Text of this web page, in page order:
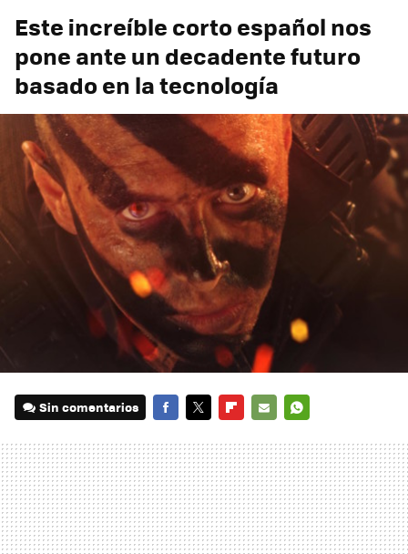
Este increíble corto español nos
pone ante un decadente futuro
basado en la tecnología
Sin comentarios
MAIL